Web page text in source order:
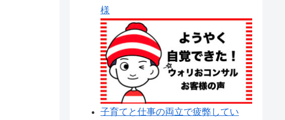
様
子育てと仕事の両立で疲弊してい